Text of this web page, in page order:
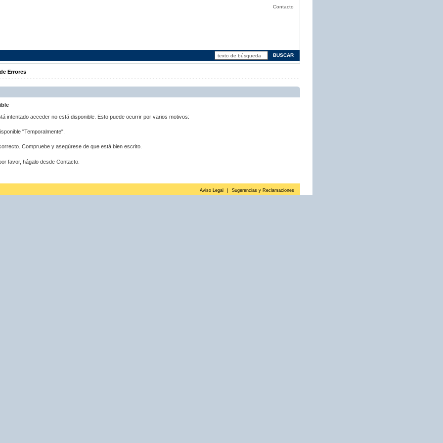
Contacto
Errores
intentado acceder no está disponible. Esto puede ocurrir por varios motivos:
"Temporalmente".
Compruebe y asegúrese de que está bien escrito.
favor, hágalo desde Contacto.
Aviso Legal Sugerencias y Reclamaciones